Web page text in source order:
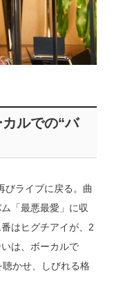
ルでの“バ
びライブに戻る。曲
「最悪最愛」に収
はヒグチアイが、2
は、ボーカルで
聴かせ、しびれる格